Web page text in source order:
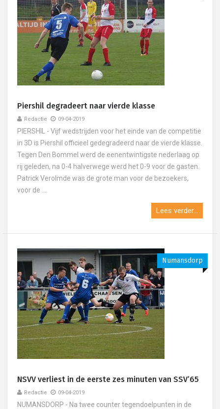
Piershil degradeert naar vierde klasse
Redactie 09-04-2019
PIERSHIL - Vijf wedstrijden voor het einde van de competitie
in 3D is Piershil officieel gedegradeerd naar de vierde klasse.
Tegen Den Bommel werd de eenentwintigste nederlaag op
rij geleden, na 0-4 halverwege werd het 0-9 voor de gasten.
Patrick Verolmde was de grote man voor de bezoekers,
voor de ....
Lees verder...
Numansdorp
NSVV verliest in de eerste zes minuten van SSV’65
Redactie 09-04-2019
NUMANSDORP - Na twee counter tegendoelpunten in de